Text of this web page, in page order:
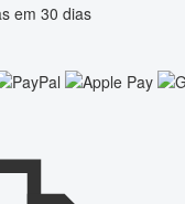
em 30 dias